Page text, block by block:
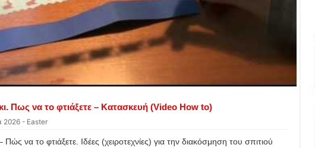
Πως να το φτιάξετε – Κατασκευή (Video How to)
2026 - Easter
να το φτιάξετε. Ιδέες (χειροτεχνίες) για την διακόσμηση του σπιτιού